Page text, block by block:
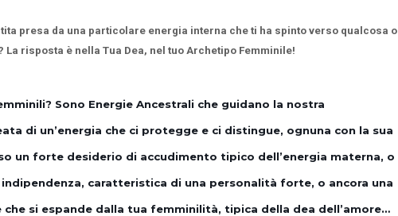
presa da una particolare energia interna che ti ha spinto verso qualcosa o
risposta è nella Tua Dea, nel tuo Archetipo Femminile!
Sono Energie Ancestrali che guidano la nostra
di un’energia che ci protegge e ci distingue, ognuna con la sua
un forte desiderio di accudimento tipico dell’energia materna, o
caratteristica di una personalità forte, o ancora una
che si espande dalla tua femminilità, tipica della dea dell’amore…